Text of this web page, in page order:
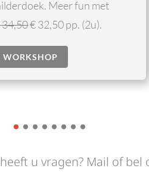
begeleid door Robbert! €
(2,5u)
WORKSHOP
u vragen? Mail of bel